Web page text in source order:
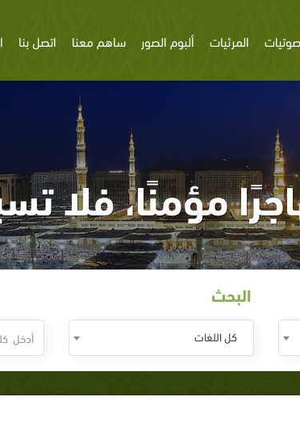
المرئيات ألبوم الصور ساهم معنا اتصل بنا
مؤمنًا، فلا
البحث
كل اللغات